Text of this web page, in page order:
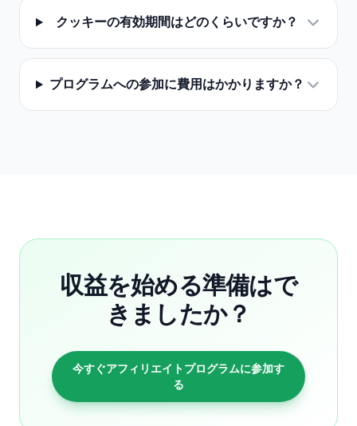
クッキーの有効期間はどのくらいですか？
プログラムへの参加に費用はかかりますか？
収益を始める準備はで
きましたか？
今すぐアフィリエイトプログラムに参加す
る